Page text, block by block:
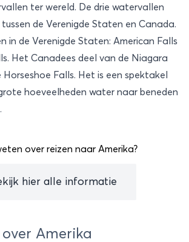
ter wereld. De drie watervallen
de Verenigde Staten en Canada.
in de Verenigde Staten: American Falls
Het Canadees deel van de Niagara
Falls. Het is een spektakel
hoeveelheden water naar beneden
over reizen naar Amerika?
hier alle informatie
Amerika